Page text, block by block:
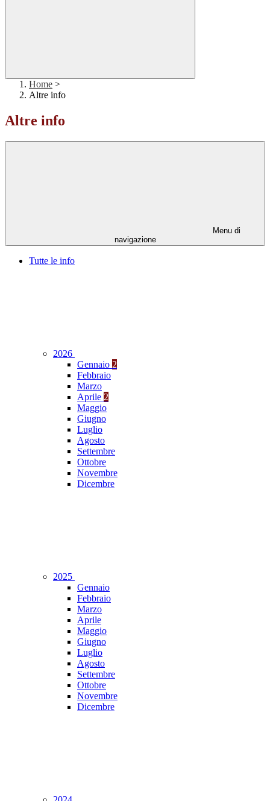
Home >
Altre info
Altre info
Menu di
navigazione
Tutte le info
2026
Gennaio 2
Febbraio
Marzo
Aprile 2
Maggio
Giugno
Luglio
Agosto
Settembre
Ottobre
Novembre
Dicembre
2025
Gennaio
Febbraio
Marzo
Aprile
Maggio
Giugno
Luglio
Agosto
Settembre
Ottobre
Novembre
Dicembre